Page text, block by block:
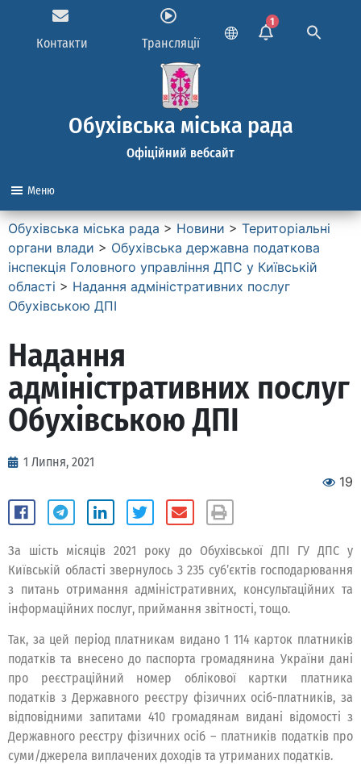
Контакти Трансляції
1
Обухівська міська рада
Офіційний вебсайт
Меню
Обухівська міська рада > Новини > Територіальні
органи влади > Обухівська державна податкова
інспекція Головного управління ДПС у Київській
області > Надання адміністративних послуг
Обухівською ДПІ
Надання
адміністративних послуг
Обухівською ДПІ
1 Липня, 2021
19
За шість місяців 2021 року до Обухівської ДПІ ГУ ДПС у
Київській області звернулось 3 235 суб’єктів господарювання
з питань отримання адміністративних, консультаційних та
інформаційних послуг, приймання звітності, тощо.
Так, за цей період платникам видано 1 114 карток платників
податків та внесено до паспорта громадянина України дані
про реєстраційний номер облікової картки платника
податків з Державного реєстру фізичних осіб-платників, за
відповідними запитами 410 громадянам видані відомості з
Державного реєстру фізичних осіб – платників податків про
суми/джерела виплачених доходів та утриманих податків.